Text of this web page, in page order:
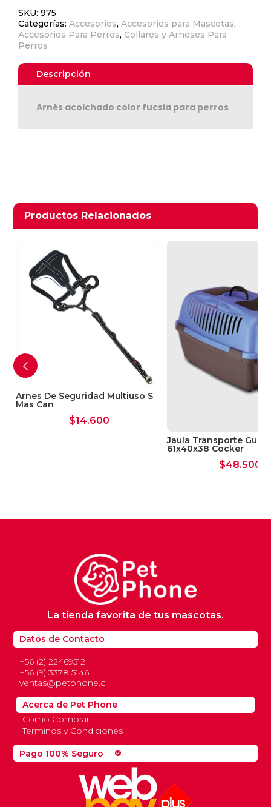
Cruzado
L
Fucsia
SKU:975
Categorías:Accesorios,Accesorios para Mascotas,
Accesorios Para Perros, Collares y Arneses Para
Perros
Descripción
Arnés acolchado color fucsia para perros
Productos Relacionados
Productos relacionados
Arnes De Seguridad Multiuso S
Mas Can
$14.600
Jaula Transporte
61x40x38 Cocker
$48.500
Pago 100% Seguro check_circle
Datos de Contacto
+56 (2) 22469512
+56 (9) 3378 5146
ventas@petphone.cl
La tienda favorita de tus mascotas.
Acerca de Pet Phone
Como Comprar
Terminos y Condiciones